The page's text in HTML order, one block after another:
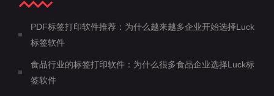
PDF标签打印软件推荐：为什么越来越多企业开始选择Luck
标签软件
食品行业的标签打印软件：为什么很多食品企业选择Luck标
签软件